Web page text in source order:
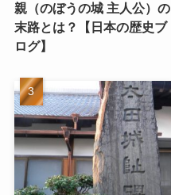
親（のぼうの城 主人公）の
末路とは？【日本の歴史ブ
ログ】